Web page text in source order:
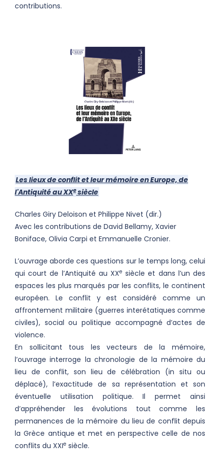
contributions.
Les lieux de conflit et leur mémoire en Europe, de
l'Antiquité au XXesiècle
Charles Giry Deloison et Philippe Nivet (dir.)
Avec les contributions de David Bellamy, Xavier
Boniface, Olivia Carpi et Emmanuelle Cronier.
L’ouvrage aborde ces questions sur le temps long, celui
qui court de l’Antiquité au XXe siècle et dans l’un des
espaces les plus marqués par les conflits, le continent
européen. Le conflit y est considéré comme un
affrontement militaire (guerres interétatiques comme
civiles), social ou politique accompagné d’actes de
violence.
En sollicitant tous les vecteurs de la mémoire,
l’ouvrage interroge la chronologie de la mémoire du
lieu de conflit, son lieu de célébration (in situ ou
déplacé), l’exactitude de sa représentation et son
éventuelle utilisation politique. Il permet ainsi
d’appréhender les évolutions tout comme les
permanences de la mémoire du lieu de conflit depuis
la Grèce antique et met en perspective celle de nos
conflits du XXIe siècle.